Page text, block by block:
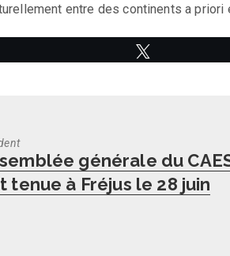
entre des continents a priori
générale du
tenue à Fréjus le 28 juin